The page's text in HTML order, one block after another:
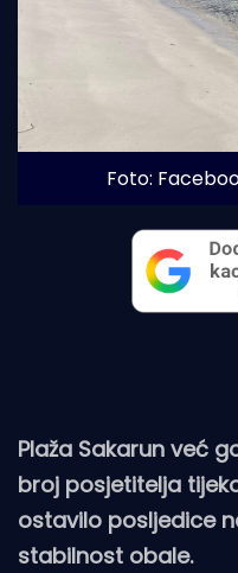
Foto:
Plaža Sakarun već
broj posjetitelja
ostavilo posljedice
stabilnost obale.